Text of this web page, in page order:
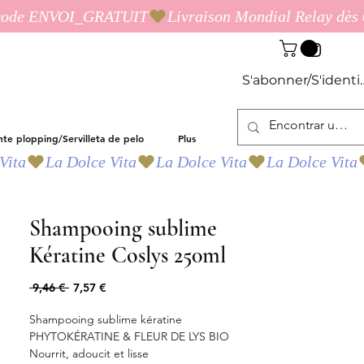
S'abonner/
plopping/Servilleta de pelo Plus
Shampooing sublime
Kératine Coslys 250ml
9,46 € Precio
7,57 €
oferta
Shampooing sublime kératine
PHYTOKÉRATINE & FLEUR DE LYS BIO
Nourrit, adoucit et lisse